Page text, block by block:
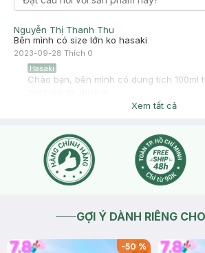
Nguyễn Thị Thanh Thu
Bên mình có size lớn ko hasaki
2023-09-28 Thích 0
Hasaki
Chào bạn, bên mình có dung tích 100ml
Xem tất cả
GỢI Ý DÀNH RIÊNG
-50%